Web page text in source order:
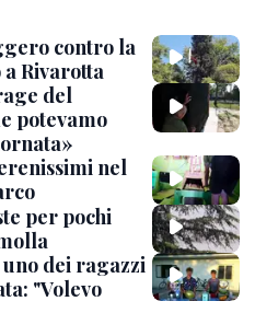
contro la
a Rivarotta
del
potevamo
nel
per pochi
dei ragazzi
"Volevo